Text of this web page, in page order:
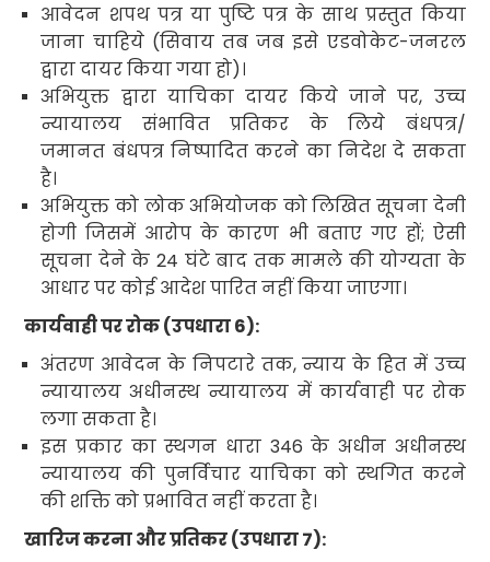
आवेदन शपथ पत्र या पुष्टि पत्र के साथ प्रस्तुत किया
जाना चाहिये (सिवाय तब जब इसे एडवोकेट-जनरल
द्वारा दायर किया गया हो)।
अभियुक्त द्वारा याचिका दायर किये जाने पर, उच्च
न्यायालय संभावित प्रतिकर के लिये
बंधपत्र/
जमानत बंधपत्र निष्पादित करने का निदेश दे सकता
है।
अभियुक्त को लोक अभियोजक को लिखित सूचना देनी
होगी जिसमें आरोप के कारण भी बताए गए हों; ऐसी
सूचना देने के 24 घंटे बाद तक मामले की योग्यता के
आधार पर कोई आदेश पारित नहीं किया जाएगा।
कार्यवाही पर रोक (उपधारा6):
अंतरण आवेदन के निपटारे तक,न्याय के हित में उच्च
न्यायालय अधीनस्थ न्यायालय में कार्यवाही पर रोक
लगा सकता है।
इस प्रकार का स्थगन धारा 346के अधीन अधीनस्थ
न्यायालय की पुनर्विचार याचिका को स्थगित करने
की शक्ति को प्रभावित नहीं करता है।
खारिज करनाऔर प्रतिकर (उपधारा7):